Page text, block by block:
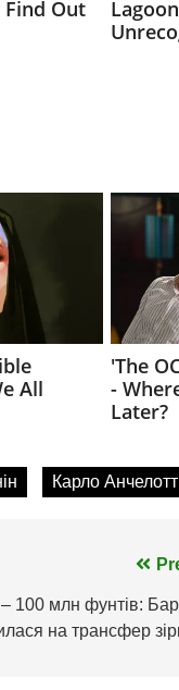
Карло
100 млн фунтів:
на трансфер